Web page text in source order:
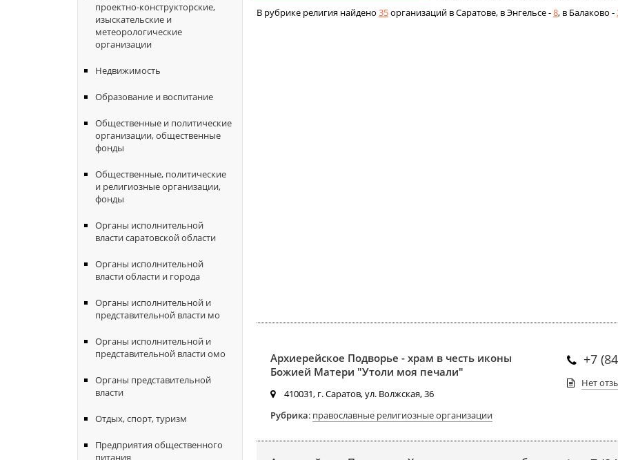
проектно-конструкторские,
изыскательские и
метеорологические
организации
Недвижимость
Образование и воспитание
Общественные и политические
организации, общественные
фонды
Общественные, политические
и религиозные организации,
фонды
Органы исполнительной
власти саратовской области
Органы исполнительной
власти области и города
Органы исполнительной и
представительной власти мо
Органы исполнительной и
представительной власти омо
Органы представительной
власти
Отдых, спорт, туризм
Предприятия общественного
питания
В рубрике религия найдено 35организаций в Саратове, в Энгельсе -8, в Балаково -
Архиерейское Подворье - храм в честь иконы
Божией Матери "Утоли моя печали"
410031, г. Саратов, ул. Волжская, 36
Рубрика: православные религиозные организации
+7
Нет